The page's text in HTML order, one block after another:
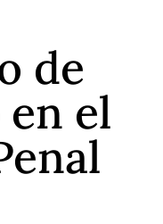
de
el